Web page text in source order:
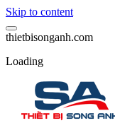
Skip to content
thietbisonganh.com
Loading